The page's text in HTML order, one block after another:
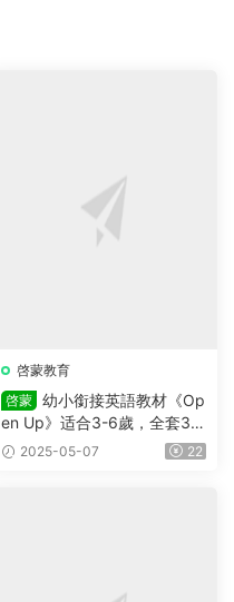
啓蒙教育
啓蒙 幼小銜接英語教材《Op
en Up》适合3-6歲，全套3個
級别（Starter,1,2級）學生書
2025-05-07 22